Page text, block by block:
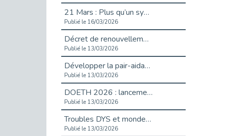
21 Mars : Plus qu’un symbole, un engagement pour l’inclusion
Publié le 16/03/2026
Décret de renouvellement de l'aide aux employeurs d'apprentis
Publié le 13/03/2026
Développer la pair-aidance en santé mentale : guide pour les employeurs
Publié le 13/03/2026
DOETH 2026 : lancement de la campagne pour les employeurs publics
Publié le 13/03/2026
Troubles DYS et monde du travail : mieux comprendre pour mieux accompagner _ vidéo
Publié le 13/03/2026